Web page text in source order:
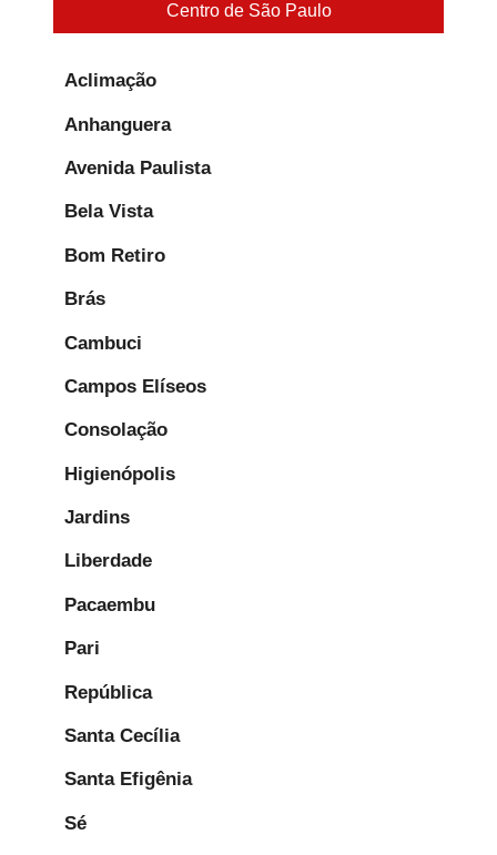
Centro de São Paulo
Aclimação
Anhanguera
Avenida Paulista
Bela Vista
Bom Retiro
Brás
Cambuci
Campos Elíseos
Consolação
Higienópolis
Jardins
Liberdade
Pacaembu
Pari
República
Santa Cecília
Santa Efigênia
Sé